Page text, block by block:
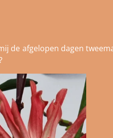
de afgelopen dagen